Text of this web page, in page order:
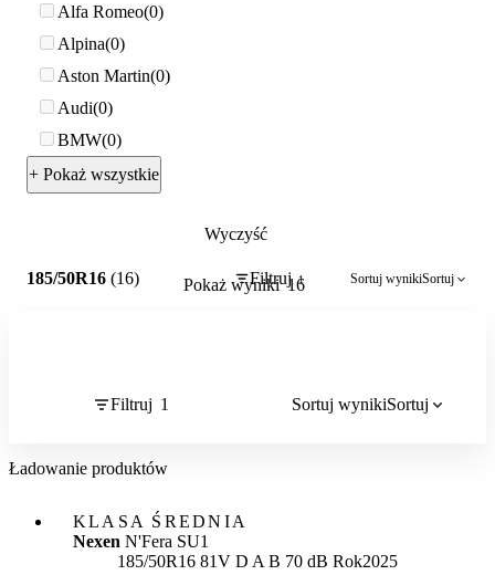
Alfa Romeo 0
Alpina 0
Aston Martin 0
Audi 0
BMW 0
+ Pokaż wszystkie
Wyczyść
Pokaż wyniki 16
185/50R16 (16) Filtruj 1 Sortuj wynikiSortuj
Filtruj 1 Sortuj wynikiSortuj
Ładowanie produktów
KLASA ŚREDNIA
Nexen N'Fera SU1
185/50R16 81V Etykieta:
D A B 70 dB Rok2025